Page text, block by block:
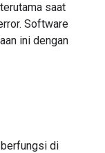
saat
Software
ini dengan
di